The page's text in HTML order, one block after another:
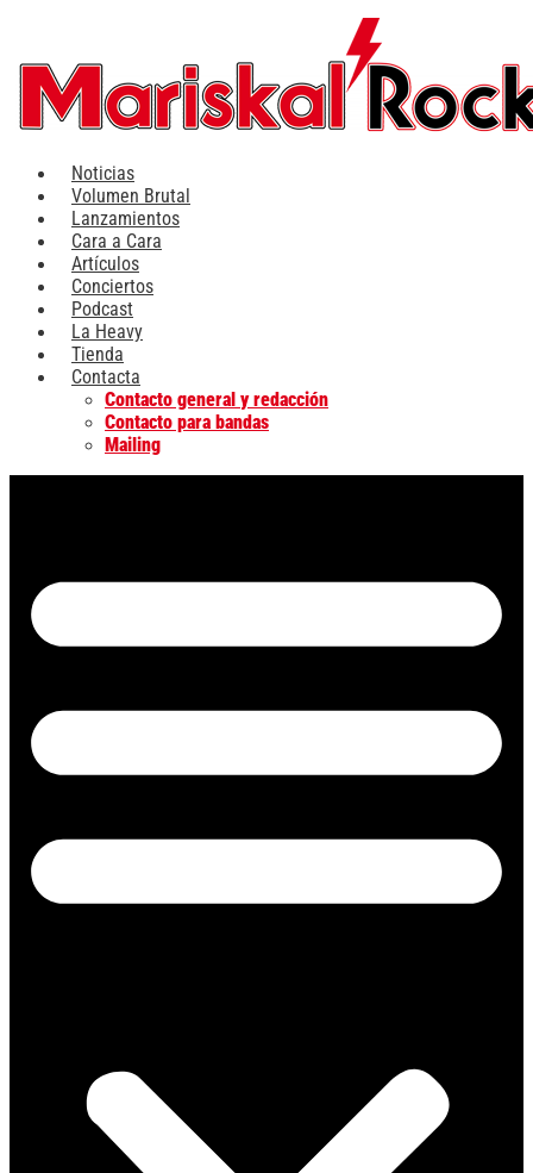
contenido
Noticias
Volumen Brutal
Lanzamientos
Cara a Cara
Artículos
Conciertos
Podcast
La Heavy
Tienda
Contacta
Contacto general y redacción
Contacto para bandas
Mailing